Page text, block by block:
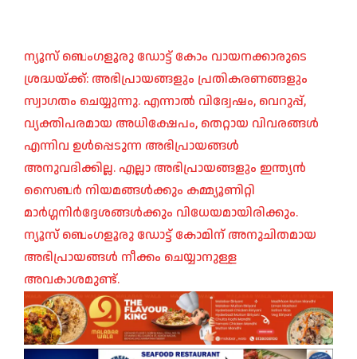
ന്യൂസ് ബെംഗളൂരു ഡോട്ട് കോം വായനക്കാരുടെ
ശ്രദ്ധയ്ക്ക്: അഭിപ്രായങ്ങളും പ്രതികരണങ്ങളും
സ്വാഗതം ചെയ്യുന്നു. എന്നാൽ വിദ്വേഷം, വെറുപ്പ്,
വ്യക്തിപരമായ അധിക്ഷേപം, തെറ്റായ വിവരങ്ങൾ
എന്നിവ ഉൾപ്പെടുന്ന അഭിപ്രായങ്ങൾ
അനുവദിക്കില്ല. എല്ലാ അഭിപ്രായങ്ങളും ഇന്ത്യൻ
സൈബർ നിയമങ്ങൾക്കും കമ്മ്യൂണിറ്റി
മാർഗ്ഗനിർദ്ദേശങ്ങൾക്കും വിധേയമായിരിക്കും.
ന്യൂസ് ബെംഗളൂരു ഡോട്ട് കോമിന് അനുചിതമായ
അഭിപ്രായങ്ങൾ നീക്കം ചെയ്യാനുള്ള
അവകാശമുണ്ട്.